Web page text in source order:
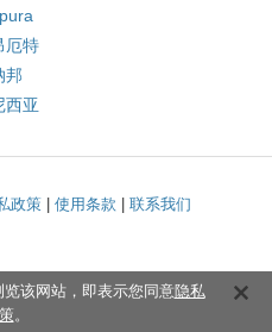
厄特
邦
西亚
政策| 使用条款 联系我们
该网站，即表示您同意隐私
。